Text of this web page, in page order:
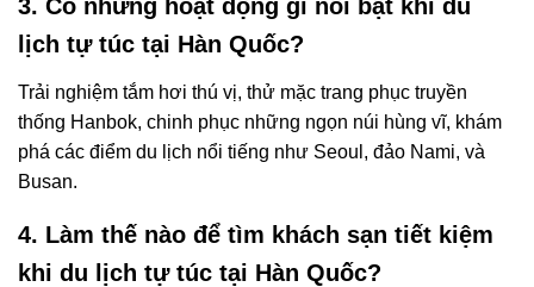
3. Có những hoạt động gì nổi bật khi du
lịch tự túc tại Hàn Quốc?
Trải nghiệm tắm hơi thú vị, thử mặc trang phục truyền
thống Hanbok, chinh phục những ngọn núi hùng vĩ, khám
phá các điểm du lịch nổi tiếng như Seoul, đảo Nami, và
Busan.
4. Làm thế nào để tìm khách sạn tiết kiệm
khi du lịch tự túc tại Hàn Quốc?